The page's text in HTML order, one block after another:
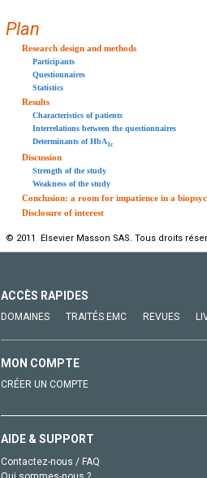
Plan
Research design and methods
Participants
Questionnaires
Statistics
Results
Characteristics of patients
Interrelations between the questionnaires
Determinants of HbA1c
Discussion
Strength of the study
Weakness of the study
Conclusion: a room for impatience in a
Disclosure of interest
© 2011 Elsevier Masson SAS. Tous droits
ACCÈS RAPIDES
DOMAINES TRAITÉS EMC REVUES
MON COMPTE
CRÉER UN COMPTE
AIDE & SUPPORT
Contactez-nous / FAQ